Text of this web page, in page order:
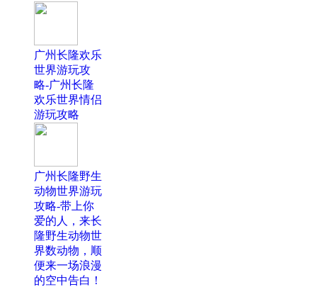
广州长隆欢乐
世界游玩攻
略-广州长隆
欢乐世界情侣
游玩攻略
广州长隆野生
动物世界游玩
攻略-带上你
爱的人，来长
隆野生动物世
界数动物，顺
便来一场浪漫
的空中告白！